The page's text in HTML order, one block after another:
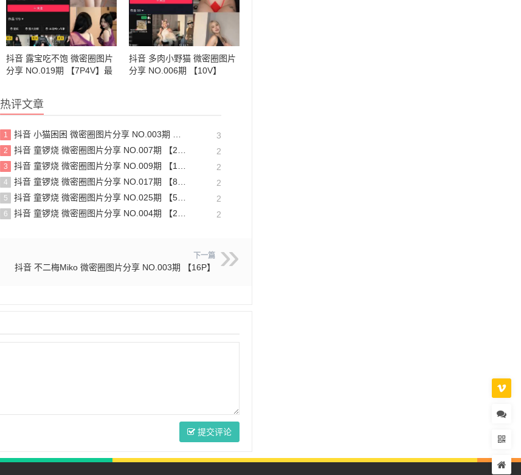
抖音 露宝吃不饱 微密圈图片
分享 NO.019期 【7P4V】最
抖音 多肉小野猫 微密圈图片
分享 NO.006期 【10V】
热评文章
1 抖音 小猫困困 微密圈图片分享 NO.003期 【23P16V】最新至：2025.1.23 3
2 抖音 童锣烧 微密圈图片分享 NO.007期 【25P7V】最新至：2023.10.24 2
3 抖音 童锣烧 微密圈图片分享 NO.009期 【13P】最新至：2023.12.28 2
4 抖音 童锣烧 微密圈图片分享 NO.017期 【8P2V】最新至：2204.11.14 2
5 抖音 童锣烧 微密圈图片分享 NO.025期 【5V】最新至：2025.3.12 2
6 抖音 童锣烧 微密圈图片分享 NO.004期 【20P5V】 2
下一篇
抖音 不二梅Miko 微密圈图片分享 NO.003期 【16P】
提交评论